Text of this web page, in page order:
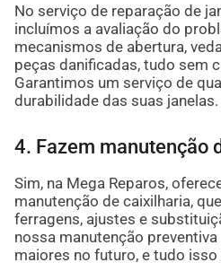
No serviço de reparação de
incluímos a avaliação do
mecanismos de abertura,
peças danificadas, tudo sem
Garantimos um serviço de
durabilidade das suas janelas.
4. Fazem manutenção
Sim, na Mega Reparos,
manutenção de caixilharia,
ferragens, ajustes e
nossa manutenção
maiores no futuro, e tudo